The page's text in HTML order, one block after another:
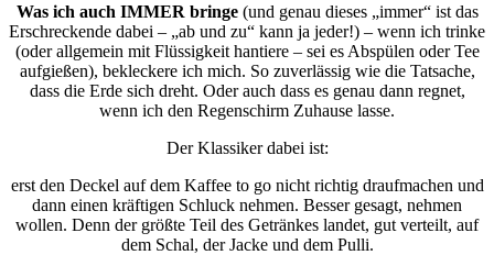
Was ich auch IMMER bringe(und genau dieses „immer“ ist das
Erschreckende dabei – „ab und zu“ kann ja jeder!) – wenn ich trinke
(oder allgemein mit Flüssigkeit hantiere – sei es Abspülen oder Tee
aufgießen), bekleckere ich mich. So zuverlässig wie die Tatsache,
dass die Erde sich dreht. Oder auch dass es genau dann regnet,
wenn ich den Regenschirm Zuhause lasse.
Der Klassiker dabei ist:
erst den Deckel auf dem Kaffee to go nicht richtig draufmachen und
dann einen kräftigen Schluck nehmen. Besser gesagt, nehmen
wollen. Denn der größte Teil des Getränkes landet, gut verteilt, auf
dem Schal, der Jacke und dem Pulli.